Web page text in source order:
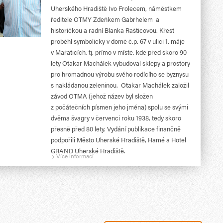
Uherského Hradiště Ivo Frolecem, náměstkem
ředitele OTMY Zdeňkem Gabrhelem a
historičkou a radní Blanka Rašticovou. Křest
proběhl symbolicky v domě č.p. 67 v ulici 1. máje
v Mařaticích, tj. přímo v místě, kde před skoro 90
lety Otakar Machálek vybudoval sklepy a prostory
pro hromadnou výrobu svého rodícího se byznysu
s nakládanou zeleninou. Otakar Machálek založil
závod OTMA (jehož název byl složen
z počátečních písmen jeho jména) spolu se svými
dvěma švagry v červenci roku 1938, tedy skoro
přesně před 80 lety. Vydání publikace finančně
podpořili Město Uherské Hradiště, Hamé a Hotel
GRAND Uherské Hradiště.
Více informací